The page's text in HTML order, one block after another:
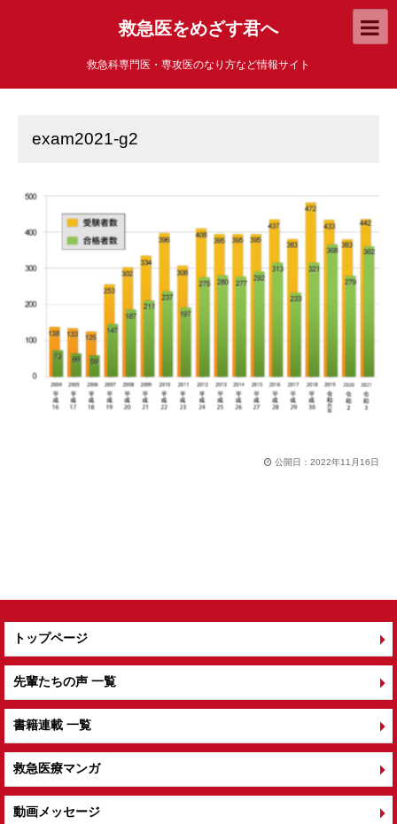
救急医をめざす君へ
救急科専門医・専攻医のなり方など情報サイト
exam2021-g2
公開日： 2022年11月16日
トップページ
先輩たちの声 一覧
書籍連載 一覧
救急医療マンガ
動画メッセージ